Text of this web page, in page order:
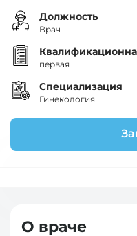
Должность
Врач
первая
Специализация
Гинекология
О враче